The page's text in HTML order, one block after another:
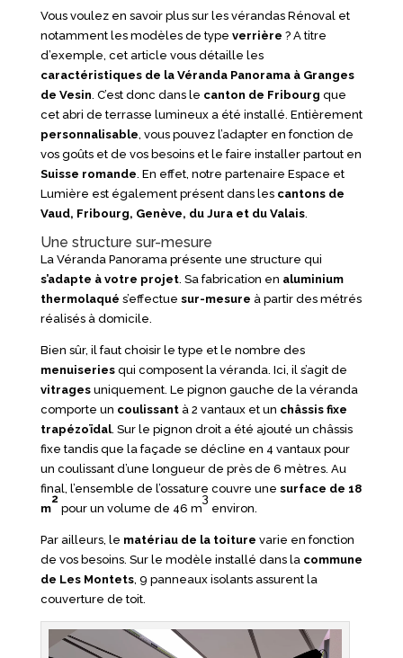
Vous voulez en savoir plus sur les vérandas Rénoval et
notamment les modèles de type verrière ? A titre
d’exemple, cet article vous détaille les
caractéristiques de la Véranda Panorama à Granges
de Vesin . C’est donc dans le canton de Fribourg que
cet abri de terrasse lumineux a été installé. Entièrement
personnalisable , vous pouvez l’adapter en fonction de
vos goûts et de vos besoins et le faire installer partout en
Suisse romande . En effet, notre partenaire Espace et
Lumière est également présent dans les cantons de
Vaud, Fribourg, Genève, du Jura et du Valais.
Une structure sur-mesure
La Véranda Panorama présente une structure qui
s’adapte à votre projet. Sa fabrication en aluminium
thermolaqué s’effectue sur-mesure à partir des métrés
réalisés à domicile.
Bien sûr, il faut choisir le type et le nombre des
menuiseriesqui composent la véranda. Ici, il s’agit de
vitragesuniquement. Le pignon gauche de la véranda
comporte un coulissantà 2 vantaux et un châssis fixe
trapézoïdal. Sur le pignon droit a été ajouté un châssis
fixe tandis que la façade se décline en 4 vantaux pour
un coulissant d’une longueur de près de 6 mètres. Au
final, l’ensemble de l’ossature couvre une surface de 18
m
2
pour un volume de 46 m
3
environ.
Par ailleurs, le matériau de la toiture varie en fonction
de vos besoins. Sur le modèle installé dans la commune
de Les Montets, 9 panneaux isolants assurent la
couverture de toit.